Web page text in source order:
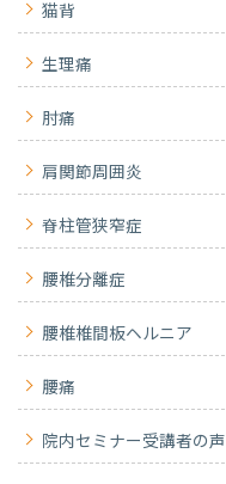
猫背
生理痛
肘痛
肩関節周囲炎
脊柱管狭窄症
腰椎分離症
腰椎椎間板ヘルニア
腰痛
院内セミナー受講者の声